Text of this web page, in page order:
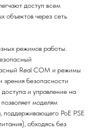
доступ всем
объектов через сеть
режимов работы.
Real COM и режимы
зрения безопасности
и управление на
моделям
поддерживающего PoE PSE
обходясь без